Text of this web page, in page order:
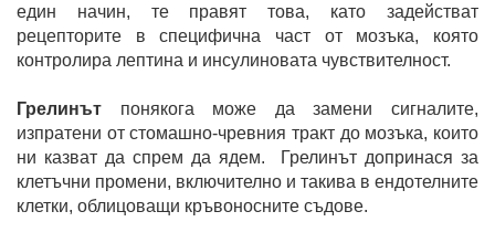
един начин, те правят това, като задействат
рецепторите в специфична част от мозъка, която
контролира лептина и инсулиновата чувствителност.
Грелинът понякога може да замени сигналите,
изпратени от стомашно-чревния тракт до мозъка, които
ни казват да спрем да ядем. Грелинът допринася за
клетъчни промени, включително и такива в ендотелните
клетки, облицоващи кръвоносните съдове.